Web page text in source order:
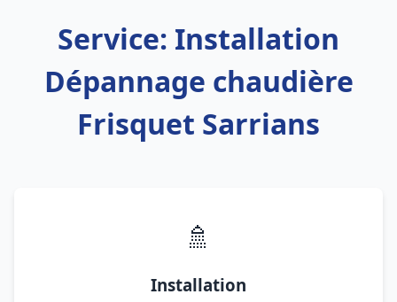
Service: Installation
Dépannage chaudière
Frisquet Sarrians
🚿
Installation